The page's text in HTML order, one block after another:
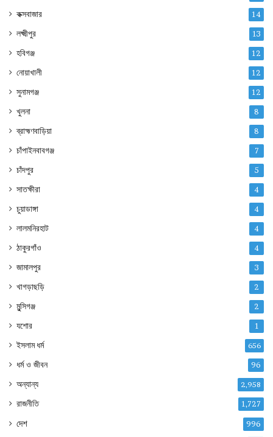
কক্সবাজার 14
লক্ষ্মীপুর 13
হবিগঞ্জ 12
নোয়াখালী 12
সুনামগঞ্জ 12
খুলনা 8
ব্রাহ্মণবাড়িয়া 8
চাঁপাইনবাবগঞ্জ 7
চাঁদপুর 5
সাতক্ষীরা 4
চুয়াডাঙ্গা 4
লালমনিরহাট 4
ঠাকুরগাঁও 4
জামালপুর 3
খাগড়াছড়ি 2
মুন্সিগঞ্জ 2
যশোর 1
ইসলাম ধর্ম 656
ধর্ম ও জীবন 96
অন্যান্য 2,958
রাজনীতি 1,727
দেশ 996